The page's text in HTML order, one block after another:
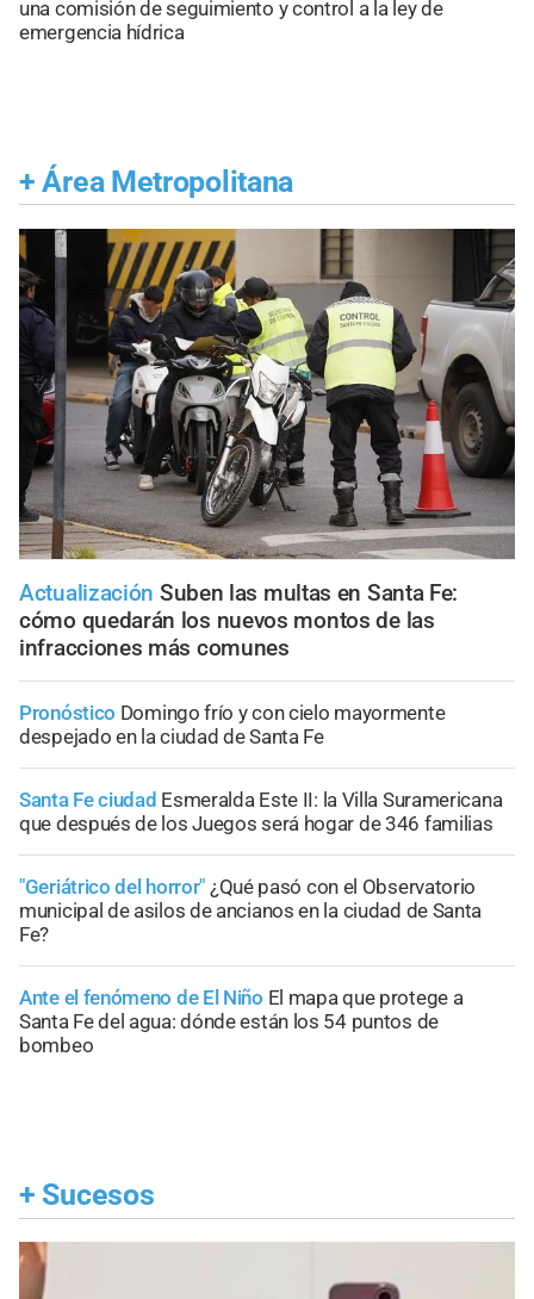
una comisión de seguimiento y control a la ley de
emergencia hídrica
+ Área Metropolitana
Actualización Suben las multas en Santa Fe:
cómo quedarán los nuevos montos de las
infracciones más comunes
Pronóstico Domingo frío y con cielo mayormente
despejado en la ciudad de Santa Fe
Santa Fe ciudad Esmeralda Este II: la Villa Suramericana
que después de los Juegos será hogar de 346 familias
"Geriátrico del horror" ¿Qué pasó con el Observatorio
municipal de asilos de ancianos en la ciudad de Santa
Fe?
Ante el fenómeno de El Niño El mapa que protege a
Santa Fe del agua: dónde están los 54 puntos de
bombeo
+ Sucesos